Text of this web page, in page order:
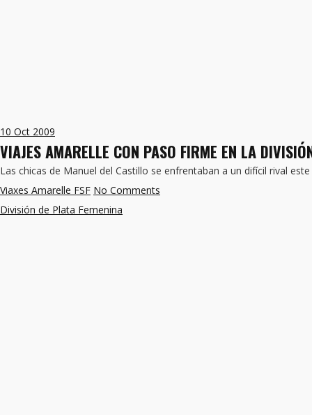
10 Oct 2009
VIAJES AMARELLE CON PASO FIRME EN LA
Las chicas de Manuel del Castillo se enfrentaban a un difícil rival
Viaxes Amarelle FSF No Comments
División de Plata Femenina